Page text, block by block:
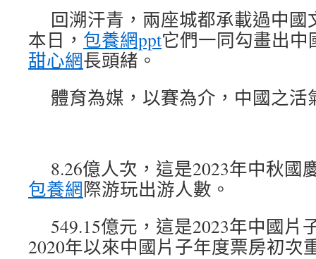
回溯汗青，兩座城都承載過中
本日， 包養網ppt它們一同勾畫出中
甜心網長頭緒。
體育為媒，以賽為介，中國之活
8.26億人次，這是2023年中秋國
包養網際游玩出游人數。
549.15億元，這是2023年中國片
2020年以來中國片子年度票房初次